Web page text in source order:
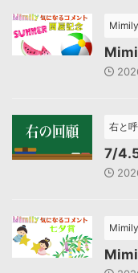
Mimily
右と
7/
Mimily